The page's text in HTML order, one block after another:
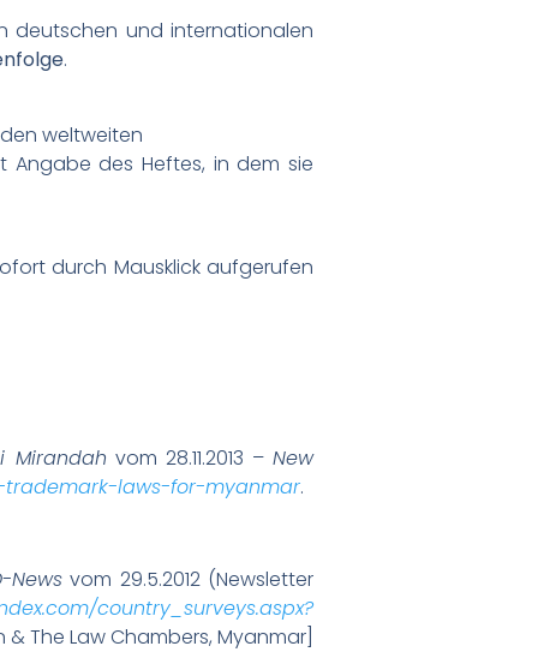
deutschen und internationalen
.
den weltweiten
Angabe des Heftes, in dem sie
durch Mausklick aufgerufen
Mirandah vom 28.11.2013 –New
laws-for-myanmar.
News vom 29.5.2012 (Newsletter
country_surveys.aspx?
& The Law Chambers, Myanmar]